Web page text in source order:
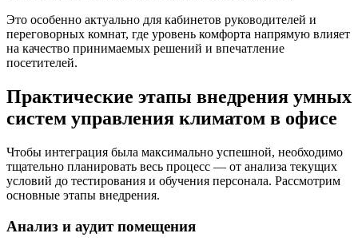
Это особенно актуально для кабинетов руководителей и
переговорных комнат, где уровень комфорта напрямую влияет
на качество принимаемых решений и впечатление
посетителей.
Практические этапы внедрения умных
систем управления климатом в офисе
Чтобы интеграция была максимально успешной, необходимо
тщательно планировать весь процесс — от анализа текущих
условий до тестирования и обучения персонала. Рассмотрим
основные этапы внедрения.
Анализ и аудит помещения